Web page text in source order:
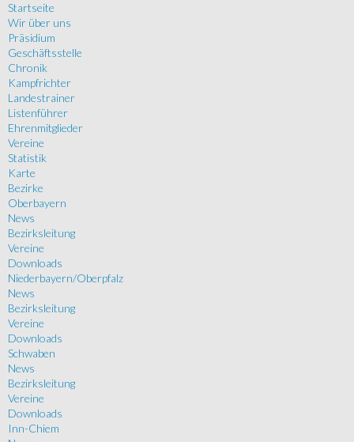
Startseite
Wir über uns
Präsidium
Geschäftsstelle
Chronik
Kampfrichter
Landestrainer
Listenführer
Ehrenmitglieder
Vereine
Statistik
Karte
Bezirke
Oberbayern
News
Bezirksleitung
Vereine
Downloads
Niederbayern/Oberpfalz
News
Bezirksleitung
Vereine
Downloads
Schwaben
News
Bezirksleitung
Vereine
Downloads
Inn-Chiem